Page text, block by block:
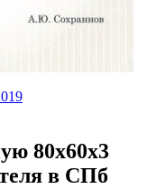
80х60х3
в СПб